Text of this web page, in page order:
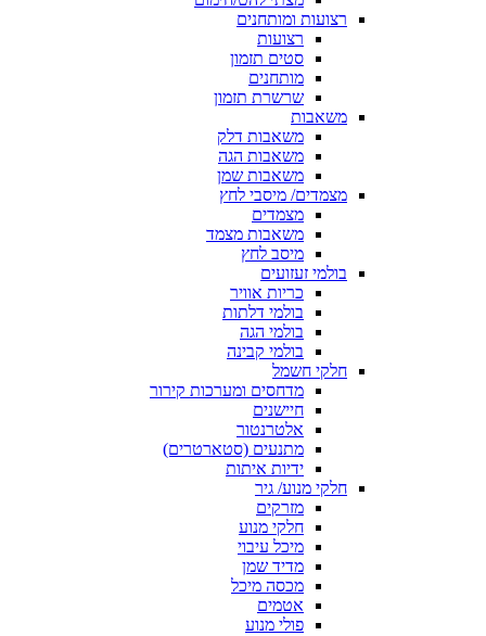
רצועות ומותחנים
רצועות
סטים תזמון
מותחנים
שרשרת תזמון
משאבות
משאבות דלק
משאבות הגה
משאבות שמן
מצמדים/ מיסבי לחץ
מצמדים
משאבות מצמד
מיסב לחץ
בולמי זעזועים
כריות אוויר
בולמי דלתות
בולמי הגה
בולמי קבינה
חלקי חשמל
מדחסים ומערכות קירור
חיישנים
אלטרנטור
מתנעים (סטארטרים)
ידיות איתות
חלקי מנוע/ גיר
מזרקים
חלקי מנוע
מיכל עיבוי
מדיד שמן
מכסה מיכל
אטמים
פולי מנוע